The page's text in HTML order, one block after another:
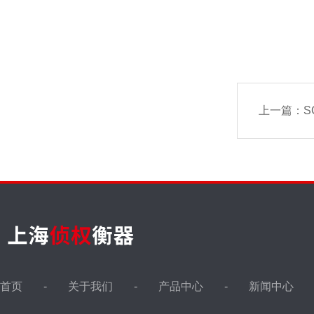
上一篇：
首页 关于我们 产品中心 新闻中心